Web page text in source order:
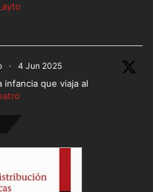
· 4 Jun 2025
infancia que viaja al
más